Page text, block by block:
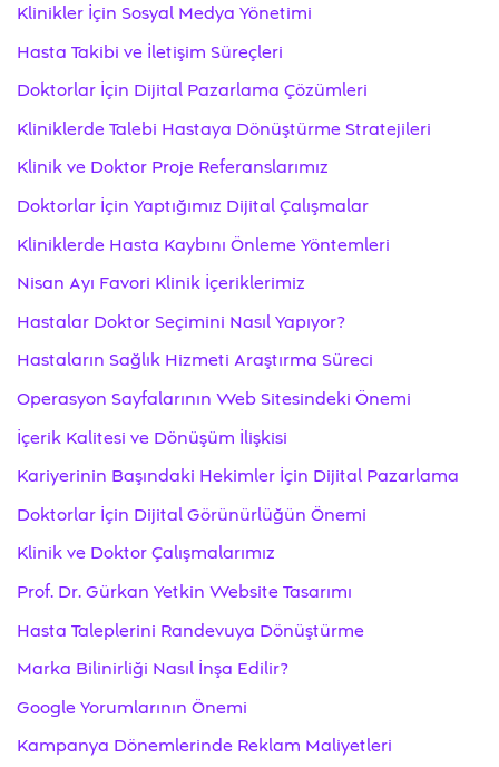
Klinikler İçin Sosyal Medya Yönetimi
Hasta Takibi ve İletişim Süreçleri
Doktorlar İçin Dijital Pazarlama Çözümleri
Kliniklerde Talebi Hastaya Dönüştürme Stratejileri
Klinik ve Doktor Proje Referanslarımız
Doktorlar İçin Yaptığımız Dijital Çalışmalar
Kliniklerde Hasta Kaybını Önleme Yöntemleri
Nisan Ayı Favori Klinik İçeriklerimiz
Hastalar Doktor Seçimini Nasıl Yapıyor?
Hastaların Sağlık Hizmeti Araştırma Süreci
Operasyon Sayfalarının Web Sitesindeki Önemi
İçerik Kalitesi ve Dönüşüm İlişkisi
Kariyerinin Başındaki Hekimler İçin Dijital Pazarlama
Doktorlar İçin Dijital Görünürlüğün Önemi
Klinik ve Doktor Çalışmalarımız
Prof. Dr. Gürkan Yetkin Website Tasarımı
Hasta Taleplerini Randevuya Dönüştürme
Marka Bilinirliği Nasıl İnşa Edilir?
Google Yorumlarının Önemi
Kampanya Dönemlerinde Reklam Maliyetleri